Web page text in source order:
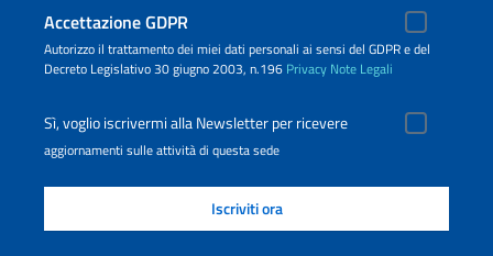
Accettazione GDPR
Autorizzo il trattamento dei miei dati personali ai sensi del GDPR e del
Decreto Legislativo 30 giugno 2003, n.196 Privacy Note Legali
Sì, voglio iscrivermi alla Newsletter per ricevere
aggiornamenti sulle attività di questa sede